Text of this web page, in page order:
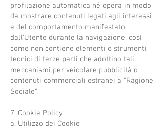
profilazione automatica né opera in modo
da mostrare contenuti legati agli interessi
e del comportamento manifestato
dall'Utente durante la navigazione, così
come non contiene elementi o strumenti
tecnici di terze parti che adottino tali
meccanismi per veicolare pubblicità o
contenuti commerciali estranei a "Ragione
Sociale".
7. Cookie Policy
a. Utilizzo dei Cookie